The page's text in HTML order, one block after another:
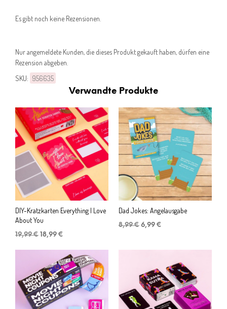
Es gibt noch keine Rezensionen.
Nur angemeldete Kunden, die dieses Produkt gekauft haben, dürfen eine
Rezension abgeben.
SKU: 956635
Verwandte Produkte
DIY-Kratzkarten Everything I Love
About You
19,99€ Ursprünglicher
war:
19,99 €
18,99 €
ist:
18,99 €.
Dad Jokes: Angelausgabe
8,99€ Ursprünglicher
8,99 €
6,99 €
6,99 €.